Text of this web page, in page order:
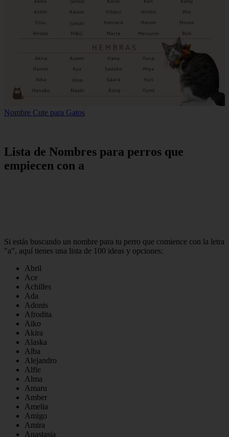
Nombre Cute para Gatos
Lista de Nombres para perros que
empiecen con a
Si estás buscando un nombre para tu perro que comience con la letra
"a", aquí tienes una lista de 100 ideas y opciones:
Abril
Ace
Achilles
Ada
Adonis
Afrodita
Aiko
Akira
Alaska
Alba
Alejandro
Alfie
Alma
Amaru
Amber
Amelia
Amigo
Amira
Anastasia